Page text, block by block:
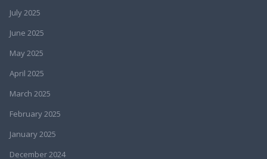
July 2025
June 2025
May 2025
April 2025
March 2025
February 2025
January 2025
December 2024